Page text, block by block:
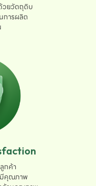
ยวัตถุดิบ
การผลิต
กค้า
มีคุณภาพ